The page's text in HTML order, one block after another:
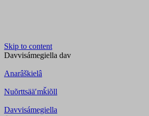
Skip to content
Davvisámegiella dav
Anarâškielâ
Nuõrttsääʹmǩiõll
Davvisámegiella